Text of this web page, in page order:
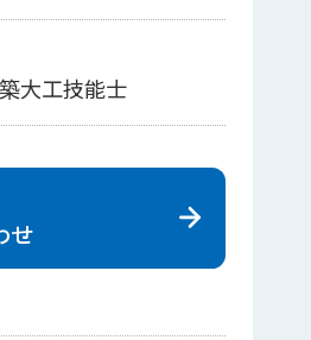
大工技能士
せ